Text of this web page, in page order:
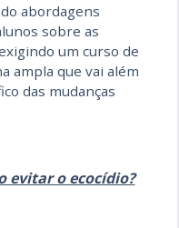
abordagens
sobre as
um curso de
ampla que vai além
das mudanças
evitar o ecocídio?